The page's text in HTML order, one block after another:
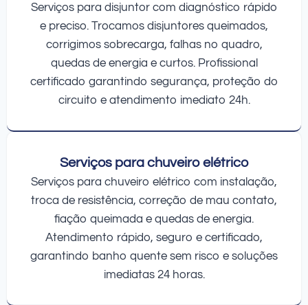
Serviços para disjuntor com diagnóstico rápido
e preciso. Trocamos disjuntores queimados,
corrigimos sobrecarga, falhas no quadro,
quedas de energia e curtos. Profissional
certificado garantindo segurança, proteção do
circuito e atendimento imediato 24h.
Serviços para chuveiro elétrico
Serviços para chuveiro elétrico com instalação,
troca de resistência, correção de mau contato,
fiação queimada e quedas de energia.
Atendimento rápido, seguro e certificado,
garantindo banho quente sem risco e soluções
imediatas 24 horas.